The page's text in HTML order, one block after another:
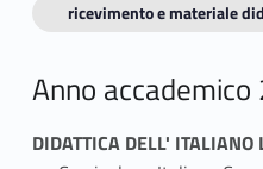
ricevimento e materiale
Anno
DIDATTICA DELL'